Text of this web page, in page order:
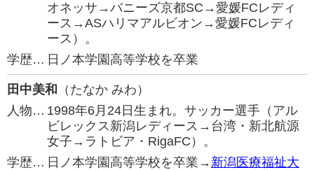
オネッサ→バニーズ京都SC→愛媛FCレディ
ース→ASハリマアルビオン→愛媛FCレディ
ース）。
学歴… 日ノ本学園高等学校を卒業
田中美和
（たなか みわ）
人物… 1998年6月24日生まれ。サッカー選手（アル
ビレックス新潟レディース→台湾・新北航源
女子→ラトビア・RigaFC）。
学歴… 日ノ本学園高等学校を卒業→ 新潟医療福祉大